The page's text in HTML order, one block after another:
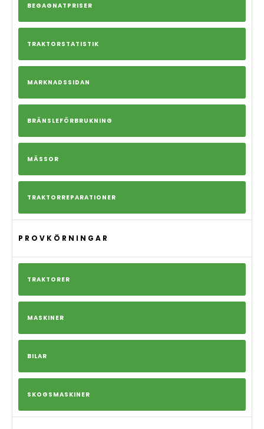
BEGAGNATPRISER
TRAKTORSTATISTIK
MARKNADSSIDAN
BRÄNSLEFÖRBRUKNING
MÄSSOR
TRAKTORREPARATIONER
PROVKÖRNINGAR
TRAKTORER
MASKINER
BILAR
SKOGSMASKINER